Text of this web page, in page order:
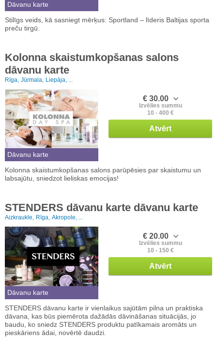
Dāvanu karte
Stilīgs veids, kā sasniegt mērķus: Sportland – līderis Baltijas sporta
preču tirgū.
Kolonna skaistumkopšanas salons
dāvanu karte
Rīga, Jūrmala, Liepāja, ...
Dāvanu karte
€ 30.00
Izvēlies summu
10 - 400 €
Atvērt
Kolonna skaistumkopšanas salons parūpēsies par skaistumu un
labsajūtu, sniedzot lieliskas emocijas!
STENDERS dāvanu karte dāvanu karte
Aizkraukle, Rīga, Akropole, ...
Dāvanu karte
€ 20.00
Izvēlies summu
10 - 150 €
Atvērt
STENDERS dāvanu karte ir vienlaikus sajūtām pilna un praktiska
dāvana, kas būs piemērota dažādās dāvināšanas situācijās, jo
baudu, ko sniedz STENDERS produktu patīkamais aromāts un
pieskāriens ādai, novērtē daudzi.